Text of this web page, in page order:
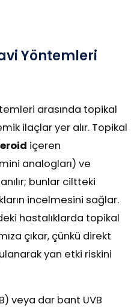
Yöntemleri
arasında topikal
ilaçlar yer alır. Topikal
içeren
analogları) ve
bunlar ciltteki
incelmesini sağlar.
hastalıklarda topikal
çıkar, çünkü direkt
yan etki riskini
veya dar bant UVB